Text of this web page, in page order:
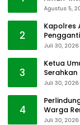
Agustus 5,
2
Kapolres
Juli 30, 2026
3
Ketua
Serahkan
Juli 30, 2026
4
Warga
Juli 30, 2026